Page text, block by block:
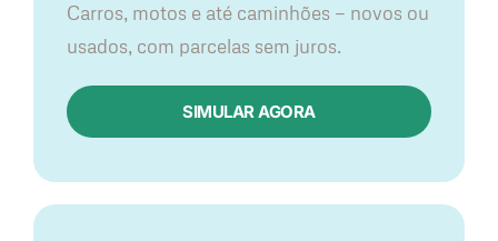
Carros, motos e até caminhões — novos ou
usados, com parcelas sem juros.
SIMULAR AGORA